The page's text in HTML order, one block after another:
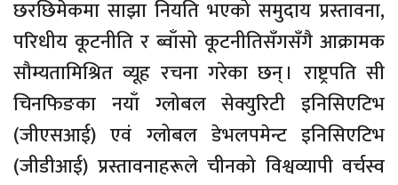
छरछिमेकमा साझा नियति भएको समुदाय प्रस्तावना,
परिधीय कूटनीति र ब्वाँसो कूटनीतिसँगसँगै आक्रामक
सौम्यतामिश्रित व्यूह रचना गरेका छन् । राष्ट्रपति सी
चिनफिङका नयाँ ग्लोबल सेक्युरिटी इनिसिएटिभ
(जीएसआई) एवं ग्लोबल डेभलपमेन्ट इनिसिएटिभ
(जीडीआई) प्रस्तावनाहरूले चीनको विश्वव्यापी वर्चस्व